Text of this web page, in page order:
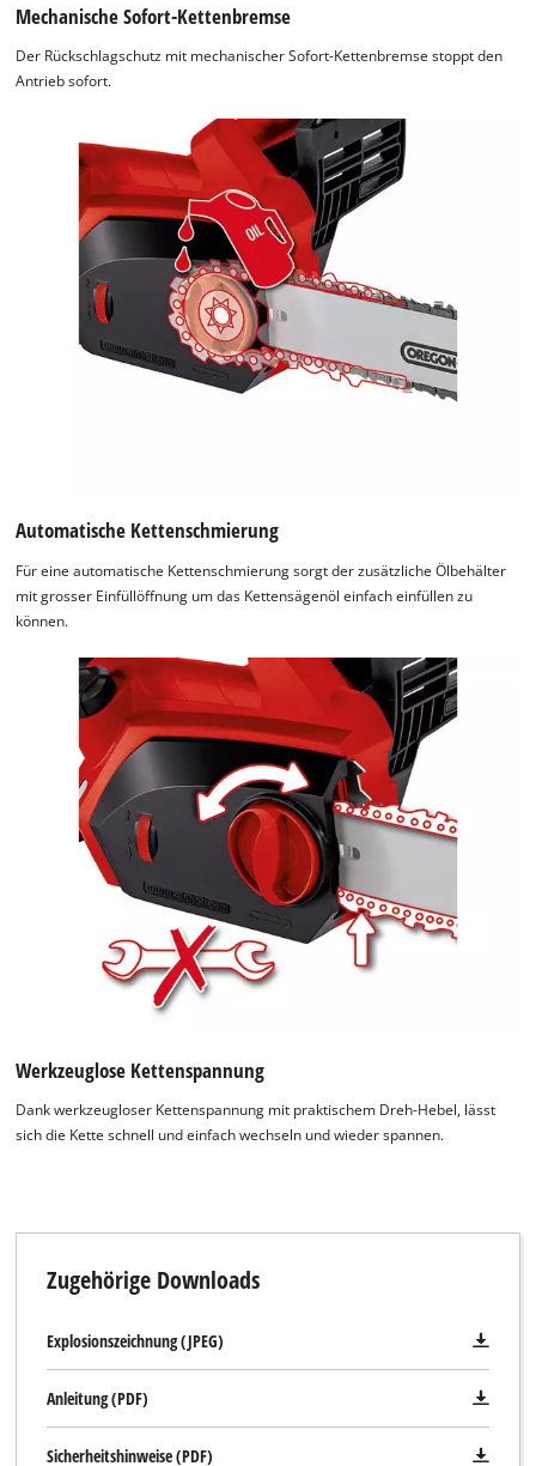
Mechanische Sofort-Kettenbremse
Der Rückschlagschutz mit mechanischer Sofort-Kettenbremse stoppt den
Antrieb sofort.
Automatische Kettenschmierung
Für eine automatische Kettenschmierung sorgt der zusätzliche Ölbehälter
mit grosser Einfüllöffnung um das Kettensägenöl einfach einfüllen zu
können.
Werkzeuglose Kettenspannung
Dank werkzeugloser Kettenspannung mit praktischem Dreh-Hebel, lässt
sich die Kette schnell und einfach wechseln und wieder spannen.
Zugehörige Downloads
Explosionszeichnung (JPEG)
Anleitung (PDF)
Sicherheitshinweise (PDF)